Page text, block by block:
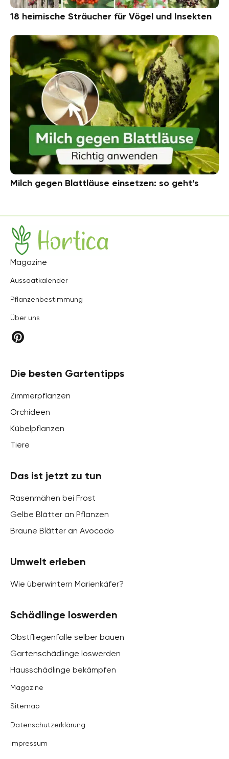
18 heimische Sträucher für Vögel und Insekten
Milch gegen Blattläuse einsetzen: so geht’s
Hortica
Magazine
Aussaatkalender
Pflanzenbestimmung
Über uns
Die besten Gartentipps
Zimmerpflanzen
Orchideen
Kübelpflanzen
Tiere
Das ist jetzt zu tun
Rasenmähen bei Frost
Gelbe Blätter an Pflanzen
Braune Blätter an Avocado
Umwelt erleben
Wie überwintern Marienkäfer?
Schädlinge loswerden
Obstfliegenfalle selber bauen
Gartenschädlinge loswerden
Hausschädlinge bekämpfen
Magazine
Sitemap
Datenschutzerklärung
Impressum